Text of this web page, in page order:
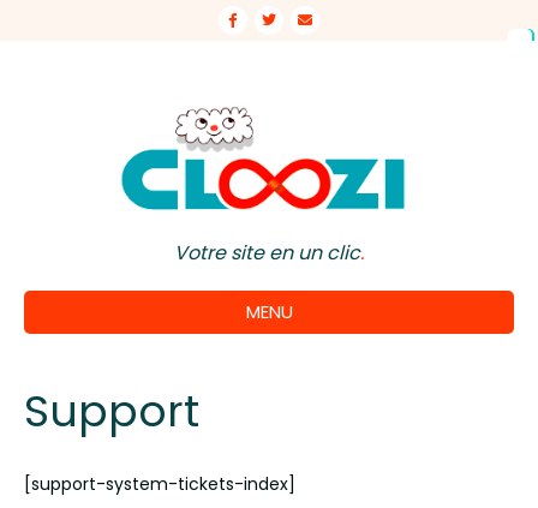
Facebook
TwitterEmail
Votre site en un clic.
MENU
Support
[support-system-tickets-index]